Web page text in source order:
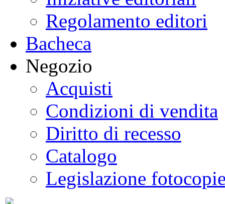
Regolamento editori
Bacheca
Negozio
Acquisti
Condizioni di vendita
Diritto di recesso
Catalogo
Legislazione